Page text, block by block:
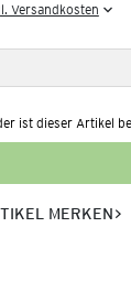
Versandkosten
ist dieser Artikel
MERKEN